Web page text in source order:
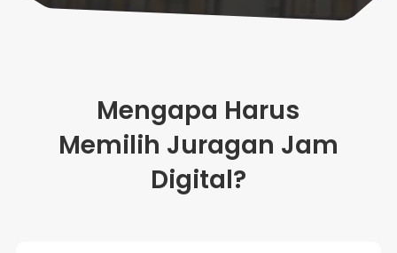
Mengapa Harus
Memilih Juragan Jam
Digital?